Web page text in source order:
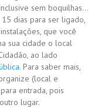
sem boquilhas…
dias para ser ligado,
que você
sua cidade o local
ao lado
. Para saber mais,
(local e
entrada, pois
lugar.